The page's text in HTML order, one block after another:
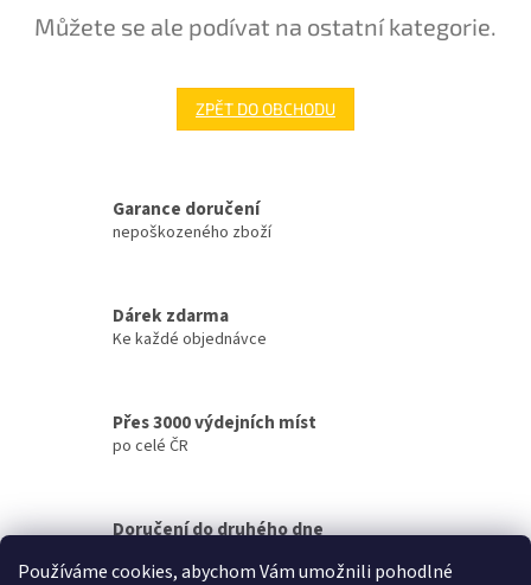
Používáme cookies, abychom Vám umožnili pohodlné
Můžete se ale podívat na ostatní kategorie.
ZPĚT DO OBCHODU
Garance doručení
nepoškozeného zboží
Dárek zdarma
Ke každé objednávce
Přes 3000 výdejních míst
po celé ČR
Doručení do druhého dne